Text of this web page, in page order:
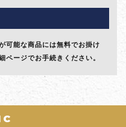
可能な商品には無料でお掛け
ページでお手続きください。